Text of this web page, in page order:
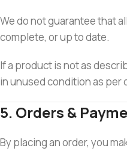
We do not guarantee that
complete, or up to date.
If a product is not as
in unused condition as per
5. Orders &
By placing an order, you